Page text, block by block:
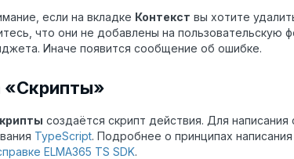
если на вкладке Контекст вы хотите
что они не добавлены на пользовательскую
Иначе появится сообщение об ошибке.
«Скрипты»
создаётся скрипт действия. Для написания
TypeScript. Подробнее о принципах
ELMA365 TS SDK.